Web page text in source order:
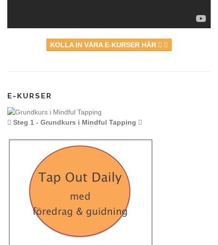
KOLLA IN VÅRA E-KURSER HÄR
E-KURSER
Steg 1 - Grundkurs i Mindful Tapping